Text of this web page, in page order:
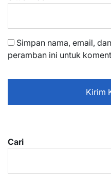
Simpan nama, email,
peramban ini untuk
Cari